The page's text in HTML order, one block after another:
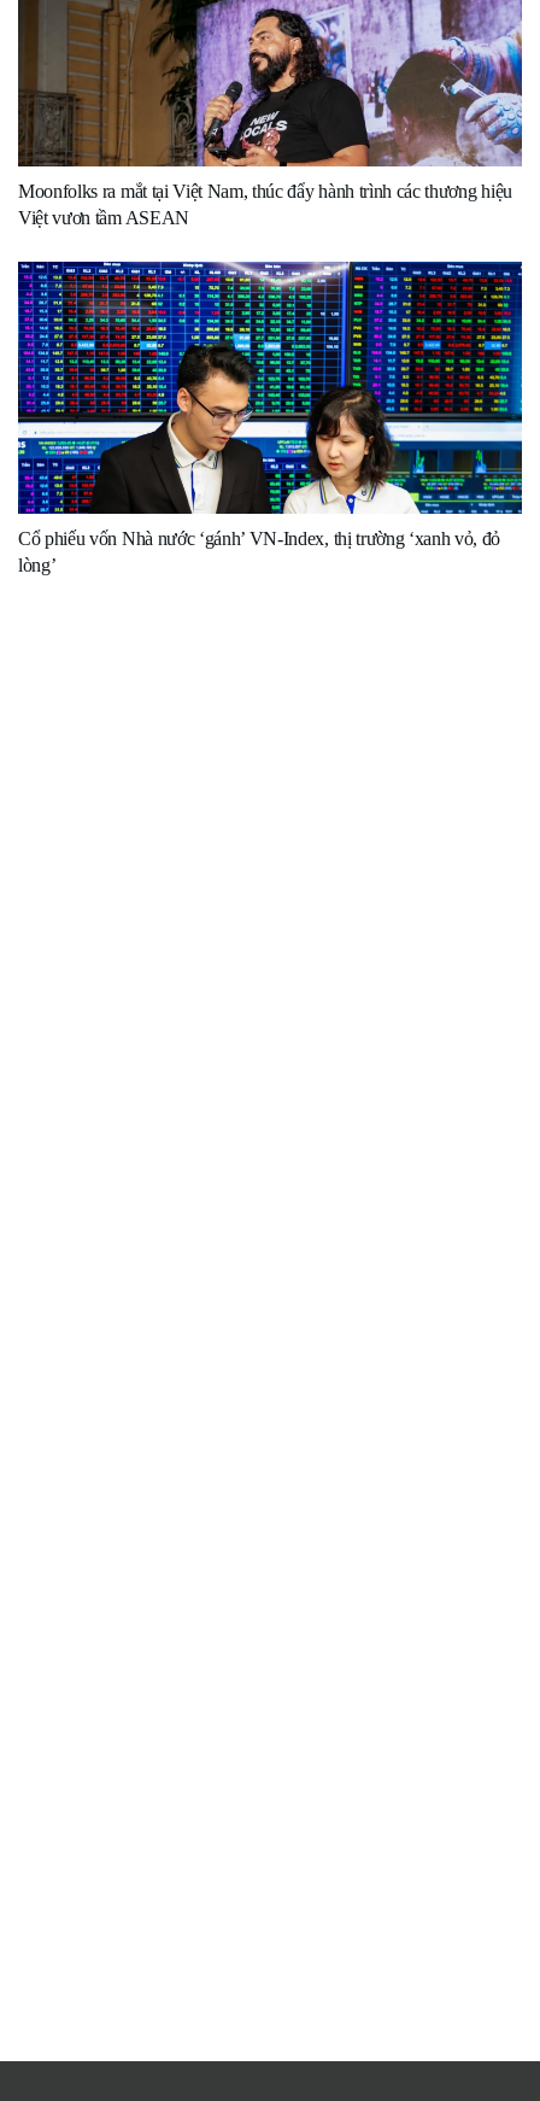
Moonfolks ra mắt tại Việt Nam, thúc đẩy hành trình các thương hiệu
Việt vươn tầm ASEAN
Cổ phiếu vốn Nhà nước ‘gánh’ VN-Index, thị trường ‘xanh vỏ, đỏ
lòng’